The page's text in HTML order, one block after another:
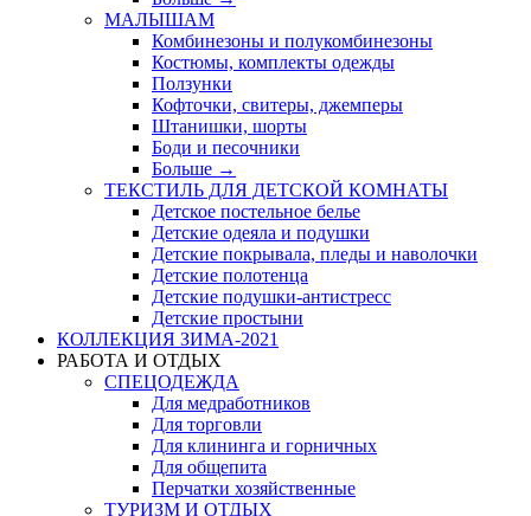
МАЛЫШАМ
Комбинезоны и полукомбинезоны
Костюмы, комплекты одежды
Ползунки
Кофточки, свитеры, джемперы
Штанишки, шорты
Боди и песочники
Больше →
ТЕКСТИЛЬ ДЛЯ ДЕТСКОЙ КОМНАТЫ
Детское постельное белье
Детские одеяла и подушки
Детские покрывала, пледы и наволочки
Детские полотенца
Детские подушки-антистресс
Детские простыни
КОЛЛЕКЦИЯ ЗИМА-2021
РАБОТА И ОТДЫХ
СПЕЦОДЕЖДА
Для медработников
Для торговли
Для клининга и горничных
Для общепита
Перчатки хозяйственные
ТУРИЗМ И ОТДЫХ